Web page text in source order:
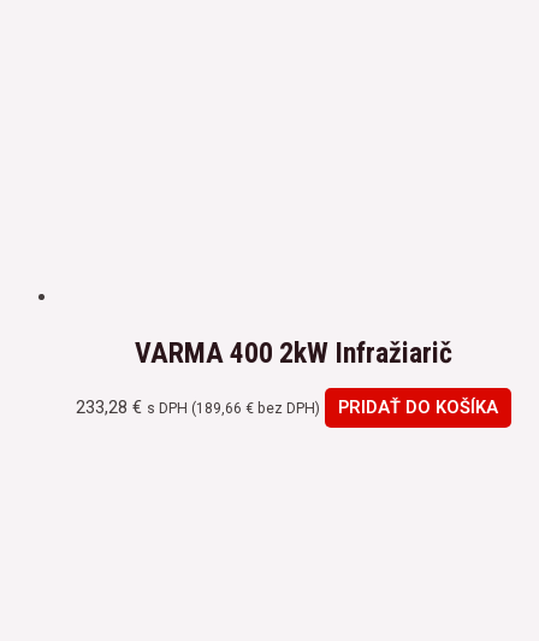
VARMA 400 2kW Infražiarič
233,28€ s DPH (189,66€ bez DPH) PRIDAŤ DO KOŠÍKA